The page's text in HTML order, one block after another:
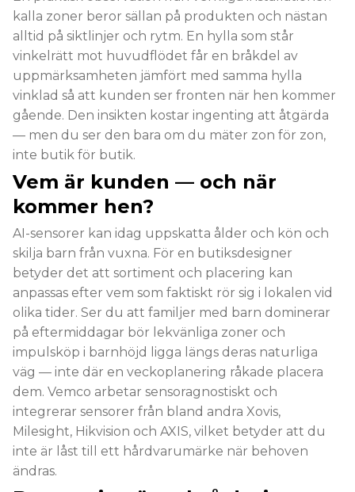
kalla zoner beror sällan på produkten och nästan
alltid på siktlinjer och rytm. En hylla som står
vinkelrätt mot huvudflödet får en bråkdel av
uppmärksamheten jämfört med samma hylla
vinklad så att kunden ser fronten när hen kommer
gående. Den insikten kostar ingenting att åtgärda
— men du ser den bara om du mäter zon för zon,
inte butik för butik.
Vem är kunden — och när
kommer hen?
AI-sensorer kan idag uppskatta ålder och kön och
skilja barn från vuxna. För en butiksdesigner
betyder det att sortiment och placering kan
anpassas efter vem som faktiskt rör sig i lokalen vid
olika tider. Ser du att familjer med barn dominerar
på eftermiddagar bör lekvänliga zoner och
impulsköp i barnhöjd ligga längs deras naturliga
väg — inte där en veckoplanering råkade placera
dem. Vemco arbetar sensoragnostiskt och
integrerar sensorer från bland andra Xovis,
Milesight, Hikvision och AXIS, vilket betyder att du
inte är låst till ett hårdvarumärke när behoven
ändras.